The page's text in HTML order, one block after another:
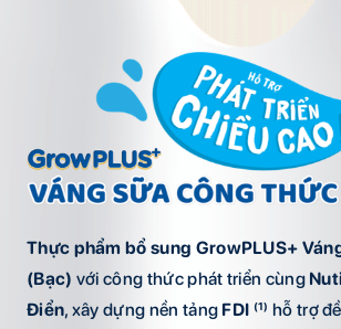
Thực phẩm bổ sung GrowPLUS+
(Bạc) với công thức phát triển cùng
Điển, xây dựng nền tảng FDI (1) hỗ trợ